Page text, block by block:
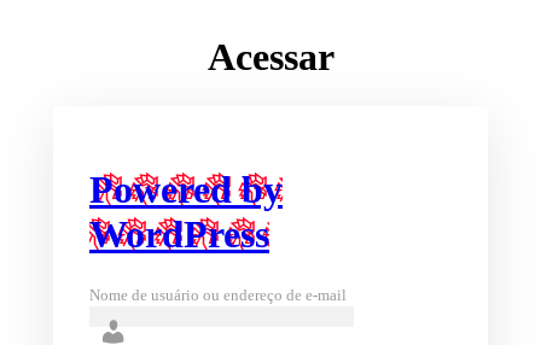
Acessar
Powered by
WordPress
Nome de usuário ou endereço de e-mail